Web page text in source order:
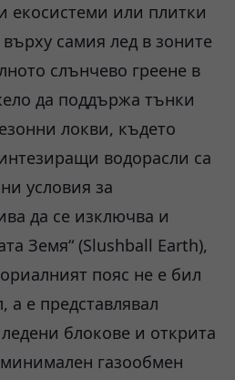
екосистеми или плитки
самия лед в зоните
слънчево греене в
да поддържа тънки
локви, където
водорасли са
условия за
да се изключва и
Земя“ (Slushball Earth),
пояс не е бил
е представлявал
блокове и открита
газообмен